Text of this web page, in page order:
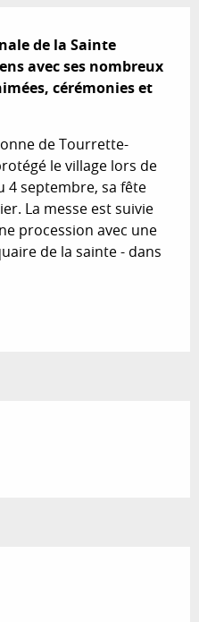
de la Sainte
avec ses nombreux
cérémonies et
de Tourrette-
le village lors de
4 septembre, sa fête
La messe est suivie
procession avec une
de la sainte - dans